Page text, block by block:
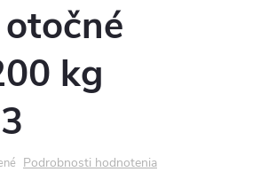
kg
Podrobnosti hodnotenia